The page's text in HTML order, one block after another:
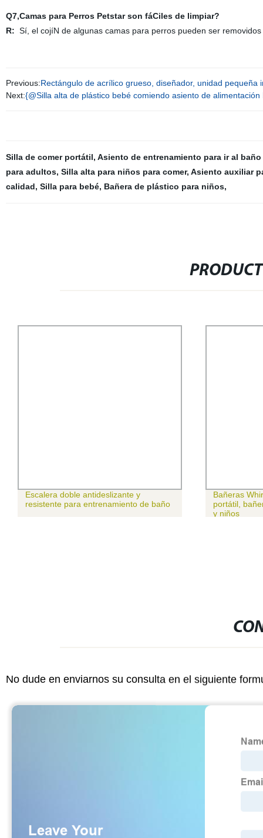
Q7,Camas para Perros Petstar son fáCiles de limpiar?
R: Sí, el cojíN de algunas camas para perros pueden ser
Previous:Rectángulo de acrílico grueso, diseñador, unidad
Next:{@Silla alta de plástico bebé comiendo asiento de
Silla de comer portátil, Asiento de entrenamiento para ir al
para adultos, Silla alta para niños para comer, Asiento auxiliar
calidad, Silla para bebé, Bañera de plástico para niños,
Escalera doble antideslizante y
resistente para entrenamiento de baño
Bañeras
portátil,
y niños
No dude en enviarnos su consulta en el siguiente